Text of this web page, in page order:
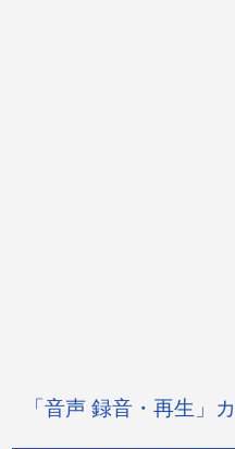
「音声 録音・再生」